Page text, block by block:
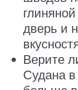
дверь и
Верите
Судана